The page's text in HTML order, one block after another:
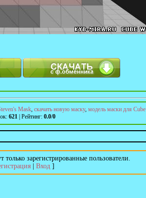
Mask, скачать новую маску, модель маски для Cube
: 621 Рейтинг: 0.0/0
только зарегистрированные пользователи.
| Вход]